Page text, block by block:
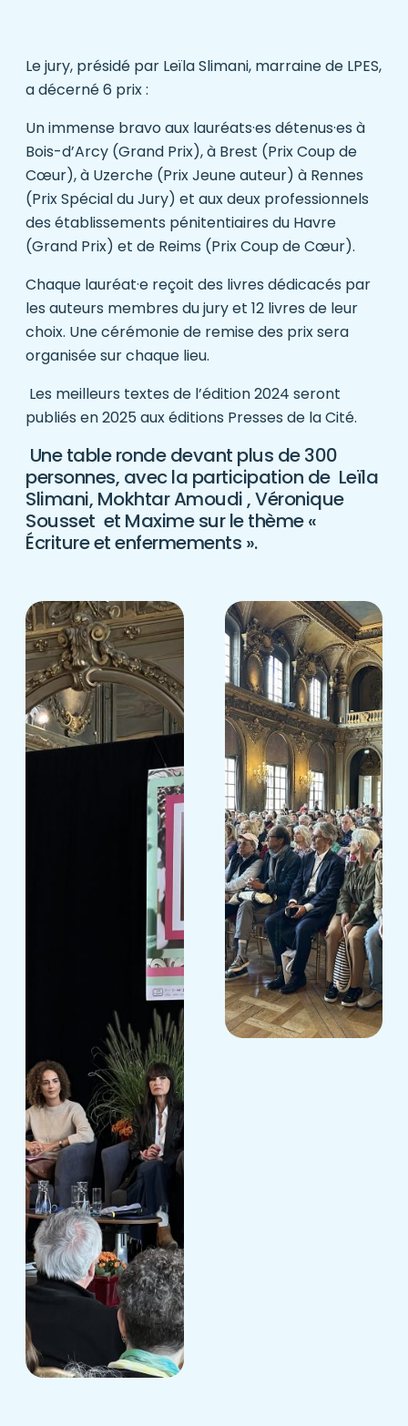
Le jury, présidé par Leïla Slimani, marraine de LPES,
a décerné 6 prix :
Un immense bravo aux lauréats·es détenus·es à
Bois-d’Arcy (Grand Prix), à Brest (Prix Coup de
Cœur), à Uzerche (Prix Jeune auteur) à Rennes
(Prix Spécial du Jury) et aux deux professionnels
des établissements pénitentiaires du Havre
(Grand Prix) et de Reims (Prix Coup de Cœur).
Chaque lauréat·e reçoit des livres dédicacés par
les auteurs membres du jury et 12 livres de leur
choix. Une cérémonie de remise des prix sera
organisée sur chaque lieu.
Les meilleurs textes de l’édition 2024 seront
publiés en 2025 aux éditions Presses de la Cité.
Une table ronde devant plus de 300
personnes, avec la participation de Leïla
Slimani, Mokhtar Amoudi , Véronique
Sousset et Maxime sur le thème «
Écriture et enfermements ».